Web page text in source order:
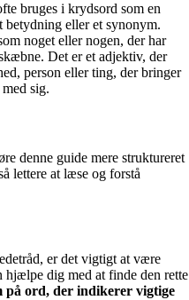
bruges i krydsord som en
betydning eller et synonym.
noget eller nogen, der har
Det er et adjektiv, der
person eller ting, der bringer
sig.
denne guide mere struktureret
lettere at læse og forstå
er det vigtigt at være
dig med at finde den rette
ord, der indikerer vigtige